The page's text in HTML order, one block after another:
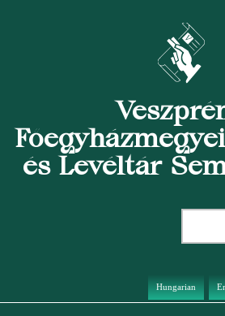
és Levéltár
Hungarian